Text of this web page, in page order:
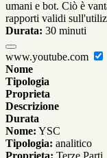
umani e bot. Ciò è
rapporti validi
Durata: 30 minuti
www.youtube.com
Nome
Tipologia
Proprieta
Descrizione
Durata
Nome: YSC
Tipologia: analitico
Proprieta: Terze Parti